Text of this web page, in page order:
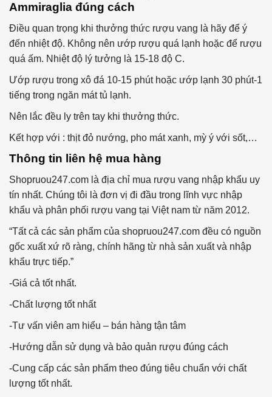
Ammiraglia đúng cách
Điều quan trọng khi thưởng thức rượu vang là hãy để ý
đến nhiệt độ. Không nên ướp rượu quá lạnh hoặc để rượu
quá ấm. Nhiệt độ lý tưởng là 15-18 độ C.
Ướp rượu trong xô đá 10-15 phút hoặc ướp lạnh 30 phút-1
tiếng trong ngăn mát tủ lạnh.
Nên lắc đều ly trên tay khi thưởng thức.
Kết hợp với : thịt đỏ nướng, pho mát xanh, mỳ ý với sốt,…
Thông tin liên hệ mua hàng
Shopruou247.com là địa chỉ mua rượu vang nhập khẩu uy
tín nhất. Chúng tôi là đơn vị đi đầu trong lĩnh vực nhập
khẩu và phân phối rượu vang tại Việt nam từ năm 2012.
“Tất cả các sản phẩm của shopruou247.com đều có nguồn
gốc xuất xứ rõ ràng, chính hãng từ nhà sản xuất và nhập
khẩu trực tiếp.”
-Giá cả tốt nhất.
-Chất lượng tốt nhất
-Tư vấn viên am hiểu – bán hàng tận tâm
-Hướng dẫn sử dụng và bảo quản rượu đúng cách
-Cung cấp các sản phẩm theo đúng tiêu chuẩn với chất
lượng tốt nhất.